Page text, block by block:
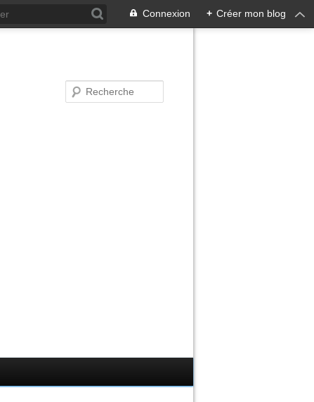
Connexion + Créer mon blog